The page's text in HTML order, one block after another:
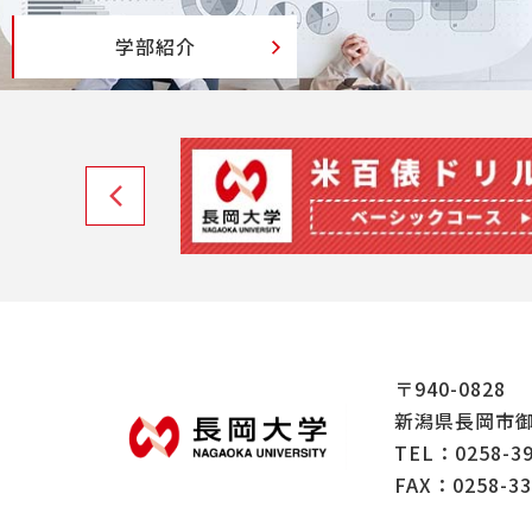
学部紹介
〒940-0828
新潟県長岡市
TEL： 0258-
FAX：0258-